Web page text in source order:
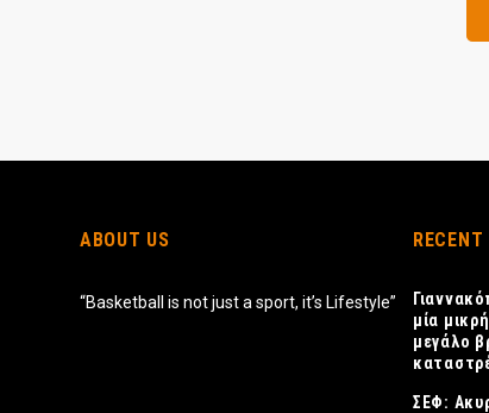
ABOUT US
“Basketball is not just a sport, it’s Lifestyle”
RECENT
μία
μεγάλο
ΣΕΦ: